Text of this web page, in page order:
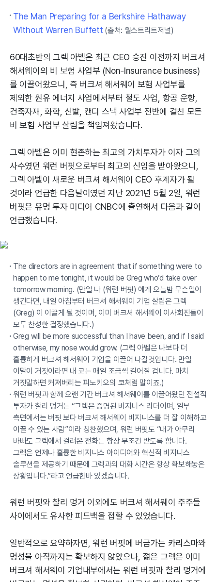
The Man Preparing for a Berkshire Hathaway
Without Warren Buffett (출처: 월스트리트저널)
60대초반의 그렉 아벨은 최근 CEO 승진 이전까지 버크셔
해서웨이의 비 보험 사업부 (Non-Insurance business)
를 이끌어왔으니, 즉 버크셔 해서웨이 보험 사업부를
제외한 원유 에너지 사업에서부터 철도 사업, 항공 운항,
건축자재, 화학, 신발, 캔디 스낵 사업부 전반에 걸친 모든
비 보험 사업부 살림을 책임져왔습니다.
그렉 아벨은 이미 현존하는 최고의 가치투자가 이자 그의
사수였던 워런 버핏으로부터 최고의 신임을 받아왔으니,
그렉 아벨이 새로운 버크셔 해서웨이 CEO 후계자가 될
것이라 언급한 다음날이였던 지난 2021년 5월 2일, 워런
버핏은 유명 투자 미디어 CNBC에 출연해서 다음과 같이
언급했습니다.
The directors are in agreement that if something were to
happen to me tonight, it would be Greg who’d take over
tomorrow morning. (만일 나 (워런 버핏) 에게 오늘밤 무슨일이
생긴다면, 내일 아침부터 버크셔 해서웨이 기업 살림은 그렉
(Greg) 이 이끌게 될 것이며, 이미 버크셔 해서웨이 이사회진들이
모두 찬성한 결정했습니다.)
Greg will be more successful than I have been, and if I said
otherwise, my nose would grow. (그렉 아벨은 나보다 더
훌륭하게 버크셔 해서웨이 기업을 이끌어 나갈것입니다. 만일
이말이 거짓이라면 내 코는 매일 조금씩 길어질 겁니다. 마치
거짓말하면 커져버리는 피노키오의 코처럼 말이죠.)
워런 버핏과 함께 오랜 기간 버크셔 해서웨이를 이끌어왔던 전설적
투자가 찰리 멍거는 “그렉은 증명된 비지니스 리더이며, 일부
측면에서는 버핏 보다 버크셔 해서웨이 비지니스를 더 잘 이해하고
이끌 수 있는 사람”이라 칭찬했으며, 워런 버핏도 “내가 아무리
바빠도 그렉에서 걸려온 전화는 항상 무조건 받도록 합니다.
그렉은 언제나 훌륭한 비지니스 아이디어와 혁신적 비지니스
솔루션을 제공하기 때문에 그렉과의 대화 시간은 항상 확보해놓은
상황입니다.”라고 언급한바 있겠습니다.
워런 버핏와 찰리 멍거 이외에도 버크셔 해서웨이 주주들
사이에서도 유사한 피드백을 접할 수 있었습니다.
일반적으로 요약하자면, 워런 버핏에 버금가는 카리스마와
명성을 아직까지는 확보하지 않았으나, 젊은 그렉은 이미
버크셔 해서웨이 기업내부에서는 워런 버핏과 찰리 멍거에